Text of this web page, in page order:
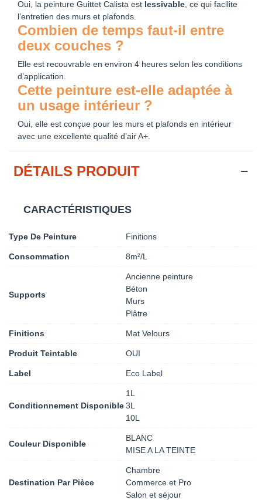
Oui, la peinture Guittet Calista est lessivable , ce qui facilite
l’entretien des murs et plafonds.
Combien de temps faut-il entre
deux couches ?
Elle est recouvrable en environ 4 heures selon les conditions
d’application.
Cette peinture est-elle adaptée à
un usage intérieur ?
Oui, elle est conçue pour les murs et plafonds en intérieur
avec une excellente qualité d’air A+.
DÉTAILS PRODUIT
CARACTÉRISTIQUES
Type De Peinture Finitions
Consommation 8m²/L
Supports
Ancienne peinture
Béton
Murs
Plâtre
Finitions Mat Velours
Produit Teintable OUI
Label Eco Label
Conditionnement Disponible
1L
3L
10L
Couleur Disponible
BLANC
MISE A LA TEINTE
Destination Par Pièce
Chambre
Commerce et Pro
Salon et séjour